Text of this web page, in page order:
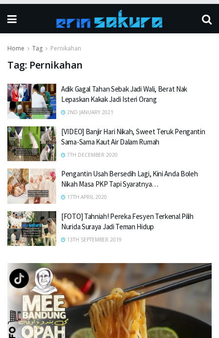
Home Tag Pernikahan
Tag: Pernikahan
Adik Gagal Tahan Sebak Jadi Wali, Berat Nak
Lepaskan Kakak Jadi Isteri Orang
2ND JANUARY 2021
[VIDEO] Banjir Hari Nikah, Sweet Teruk Pengantin
Sama-Sama Kaut Air Dalam Rumah
7TH DECEMBER 2020
Pengantin Usah Bersedih Lagi, Kini Anda Boleh
Nikah Masa PKP Tapi Syaratnya…
17TH APRIL 2020
[FOTO] Tahniah! Pereka Fesyen Terkenal Pilih
Nurida Suraya Jadi Teman Hidup
13TH SEPTEMBER 2019